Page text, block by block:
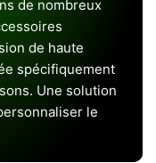
de nombreux
de haute
spécifiquement
Une solution
le